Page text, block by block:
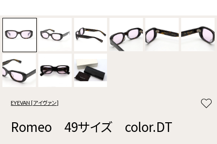
EYEVAN [アイヴァン]
Romeo 49サイズ color.DT